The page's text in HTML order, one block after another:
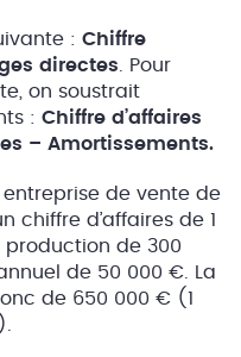
: Chiffre
directes . Pour
on soustrait
: Chiffre d’affaires
– Amortissements.
de vente de
chiffre d’affaires de 1
production de 300
de 50 000 €. La
de 650 000 € (1